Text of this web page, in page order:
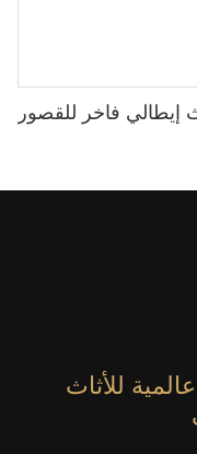
إيطالي فاخر للقصور
عالمية للأثاث